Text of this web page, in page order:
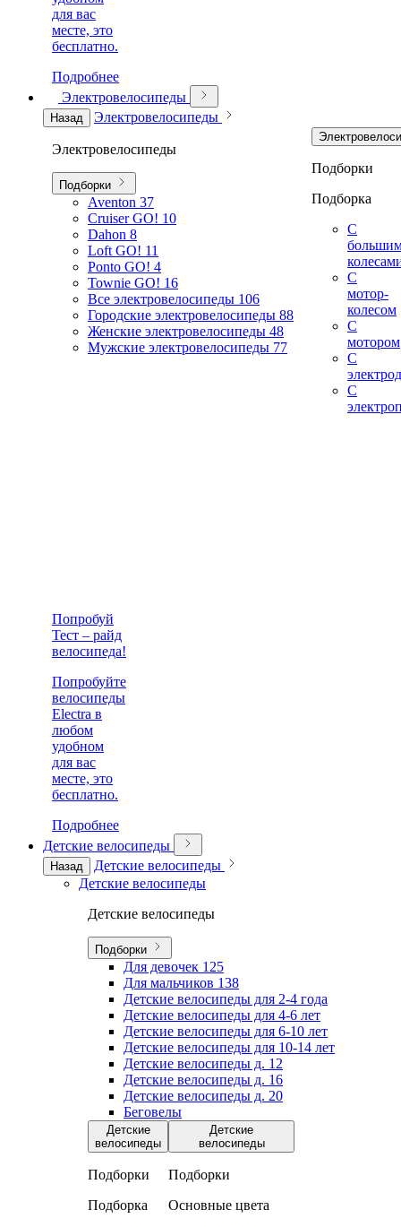
для вас
месте, это
бесплатно.
Подробнее
Электровелосипеды
Назад Электровелосипеды
Электровелосипеды
Подборки
Aventon 37
Cruiser GO! 10
Dahon 8
Loft GO! 11
Ponto GO! 4
Townie GO! 16
Все электровелосипеды 106
Городские электровелосипеды 88
Женские электровелосипеды 48
Мужские электровелосипеды 77
Подборки
Подборка
С
С
мотор-
колесом
С
мотором
С
С
Попробуй
Тест – райд
велосипеда!
Попробуйте
велосипеды
Electra в
любом
удобном
для вас
месте, это
бесплатно.
Подробнее
Детские велосипеды
Назад
Детские велосипеды
Детские велосипеды
Детские велосипеды
Подборки
Для девочек 125
Для мальчиков 138
Детские велосипеды для 2-4 года
Детские велосипеды для 4-6 лет
Детские велосипеды для 6-10 лет
Детские велосипеды для 10-14 лет
Детские велосипеды д. 12
Детские велосипеды д. 16
Детские велосипеды д. 20
Беговелы
Детские
велосипеды
Подборки
Подборка
Детские
велосипеды
Подборки
Основные цвета